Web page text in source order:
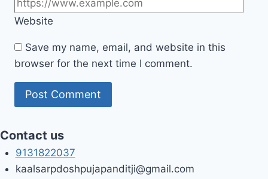
Website
Save my name, email, and website in this
browser for the next time I comment.
Contact us
9131822037
kaalsarpdoshpujapanditji@gmail.com